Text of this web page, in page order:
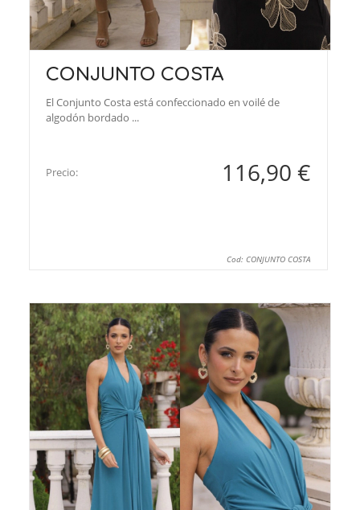
CONJUNTO COSTA
El Conjunto Costa está confeccionado en voilé de
algodón bordado ...
Precio: 116,90 €
Cod: CONJUNTO COSTA